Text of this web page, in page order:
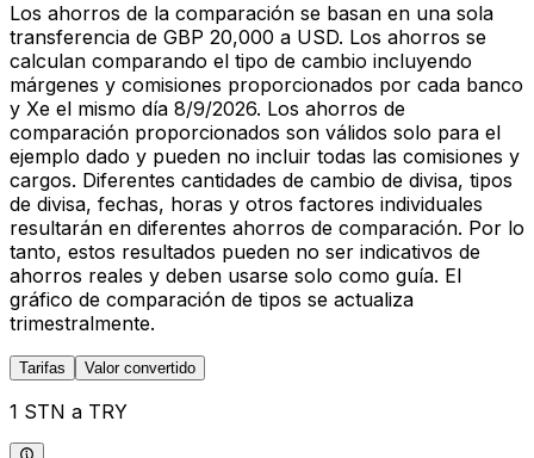
Los ahorros de la comparación se basan en una sola
transferencia de GBP 20,000 a USD. Los ahorros se
calculan comparando el tipo de cambio incluyendo
márgenes y comisiones proporcionados por cada banco
y Xe el mismo día 8/9/2026. Los ahorros de
comparación proporcionados son válidos solo para el
ejemplo dado y pueden no incluir todas las comisiones y
cargos. Diferentes cantidades de cambio de divisa, tipos
de divisa, fechas, horas y otros factores individuales
resultarán en diferentes ahorros de comparación. Por lo
tanto, estos resultados pueden no ser indicativos de
ahorros reales y deben usarse solo como guía. El
gráfico de comparación de tipos se actualiza
trimestralmente.
Tarifas Valor convertido
1 STN a TRY